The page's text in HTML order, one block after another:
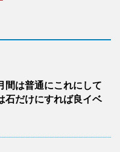
間は普通にこれにして
石だけにすれば良イベ